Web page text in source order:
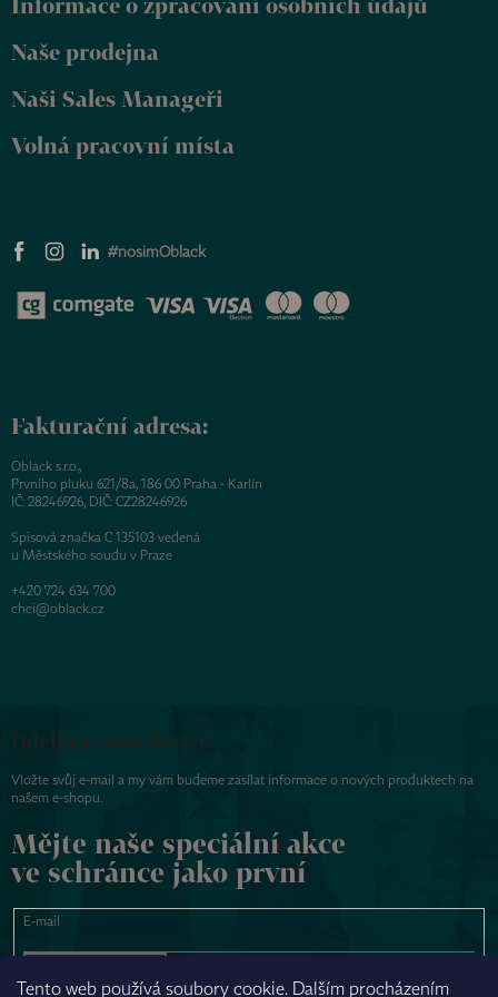
Tento web používá soubory cookie. Dalším procházením
Naše prodejna
Naši Sales Manageři
Volná pracovní místa
#nosimOblack
Fakturační adresa:
Oblack s.r.o.,
Prvního pluku 621/8a, 186 00 Praha - Karlín
IČ: 28246926, DIČ: CZ28246926
Spisová značka C 135103 vedená
u Městského soudu v Praze
+420 724 634 700
chci@oblack.cz
Odebírat newsletter
Vložte svůj e-mail a my vám budeme zasílat informace o nových produktech na
našem e-shopu.
Mějte naše speciální akce
ve schránce jako první
E-mail